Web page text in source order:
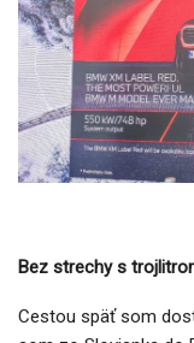
Bez strechy s
Cestou späť som